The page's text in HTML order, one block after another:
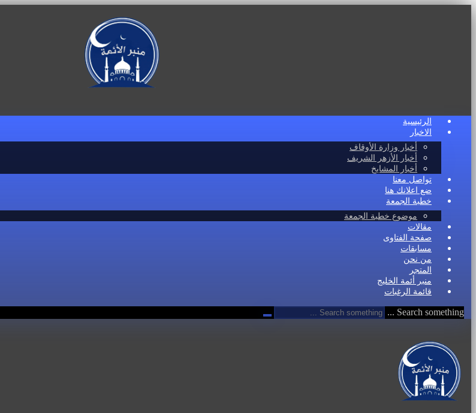
الرئيسية
الاخبار
أخبار وزارة الأوقاف
أخبار الأزهر الشريف
أخبار المشايخ
تواصل معنا
ضع اعلانك هنا
خطبة الجمعة
موضوع خطبة الجمعة
مقالات
صفحة الفتاوى
مسابقات
من نحن
المتجر
منبر أئمة الخليج
قائمة الرغبات
Search something ...